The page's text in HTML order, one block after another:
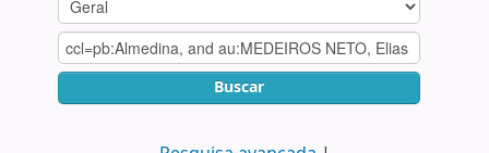
Buscar